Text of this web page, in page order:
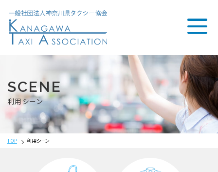
SCENE
利用シーン
TOP 利用シーン